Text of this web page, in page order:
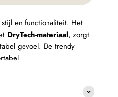
en functionaliteit. Het
DryTech-materiaal, zorgt
gevoel. De trendy